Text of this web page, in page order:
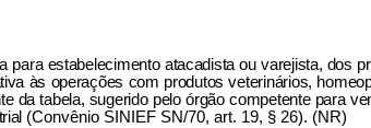
estabelecimento atacadista ou varejista, dos
às operações com produtos veterinários,
tabela, sugerido pelo órgão competente para
(Convênio SINIEF SN/70, art. 19, § 26). (NR)